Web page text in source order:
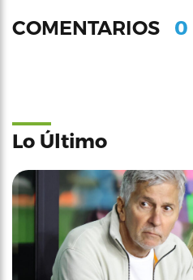
COMENTARIOS 0
Lo Último